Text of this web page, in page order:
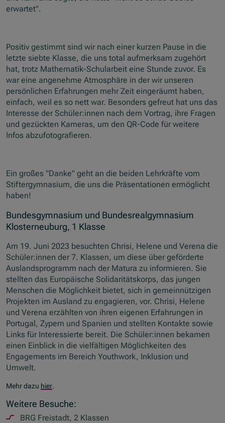
erwartet".
Positiv gestimmt sind wir nach einer kurzen Pause in die
letzte siebte Klasse, die uns total aufmerksam zugehört
hat, trotz Mathematik-Schularbeit eine Stunde zuvor. Es
war eine angenehme Atmosphäre in der wir unseren
persönlichen Erfahrungen mehr Zeit eingeräumt haben,
einfach, weil es so nett war. Besonders gefreut hat uns das
Interesse der Schüler:innen nach dem Vortrag, ihre Fragen
und gezückten Kameras, um den QR-Code für weitere
Infos abzufotografieren.
Ein großes "Danke" geht an die beiden Lehrkräfte vom
Stiftergymnasium, die uns die Präsentationen ermöglicht
haben!
Bundesgymnasium und Bundesrealgymnasium
Klosterneuburg, 1 Klasse
Am 19. Juni 2023 besuchten Chrisi, Helene und Verena die
Schüler:innen der 7. Klassen, um diese über geförderte
Auslandsprogramm nach der Matura zu informieren. Sie
stellten das Europäische Solidaritätskorps, das jungen
Menschen die Möglichkeit bietet, sich in gemeinnützigen
Projekten im Ausland zu engagieren, vor. Chrisi, Helene
und Verena erzählten von ihren eigenen Erfahrungen in
Portugal, Zypern und Spanien und stellten Kontakte sowie
Links für Interessierte bereit. Die Schüler:innen bekamen
einen Einblick in die vielfältigen Möglichkeiten des
Engagements im Bereich Youthwork, Inklusion und
Umwelt.
Mehr dazu hier.
Weitere Besuche:
BRG Freistadt, 2 Klassen